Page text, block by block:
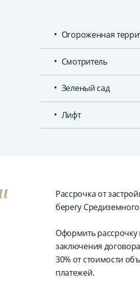
Огороженная
Смотритель
Зеленый сад
Лифт
Рассрочка от
берегу
Оформить рассрочку
заключения
30% от стоимости
платежей.